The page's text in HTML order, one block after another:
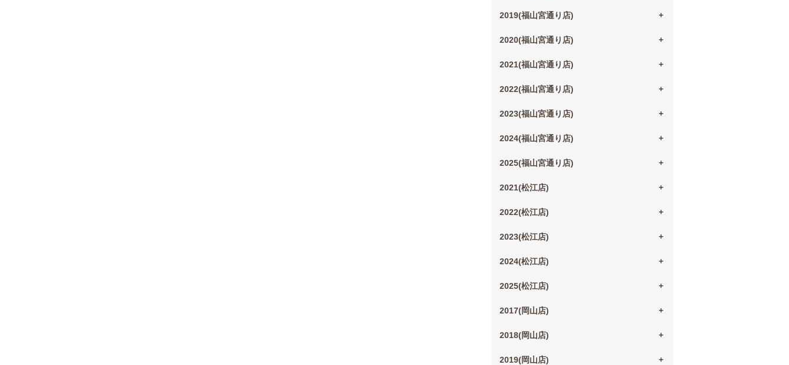
2019(福山宮通り店)
2020(福山宮通り店)
2021(福山宮通り店)
2022(福山宮通り店)
2023(福山宮通り店)
2024(福山宮通り店)
2025(福山宮通り店)
2021(松江店)
2022(松江店)
2023(松江店)
2024(松江店)
2025(松江店)
2017(岡山店)
2018(岡山店)
2019(岡山店)